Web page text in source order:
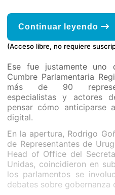
Continuar leyendo
(Acceso libre, no requiere
Ese fue justamente
Cumbre Parlamentaria
más de 90
especialistas y actores
pensar cómo anticiparse
digital.
En la apertura, Rodrigo
de Representantes de
Head of Office del
Unidas, coincidieron en
los parlamentos se
debates sobre gobernanza